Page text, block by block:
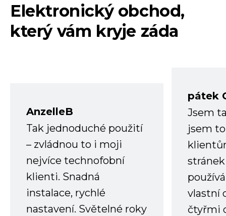
Elektronický obchod,
který vám kryje záda
AnzelleB
Tak jednoduché použití
– zvládnou to i moji
nejvíce technofobní
klienti. Snadná
instalace, rychlé
nastavení. Světelné roky
pátek
Jsem
jsem
vlastní
čtyřmi